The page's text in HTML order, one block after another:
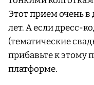
Этот прием очень в
лет. А если дресс-
(тематические
прибавьте к этому
платформе.